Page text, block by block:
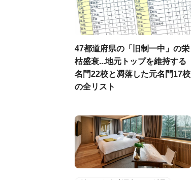
47都道府県の「旧制一中」の栄
枯盛衰...地元トップを維持する
名門22校と凋落した元名門17校
の全リスト